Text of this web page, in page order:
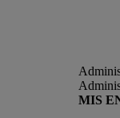
MIS